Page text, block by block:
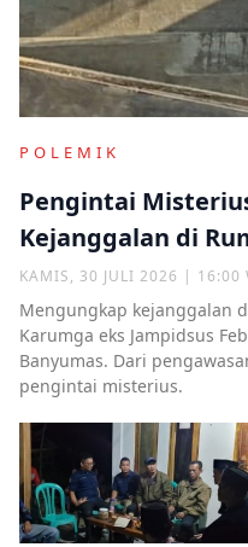
POLEMIK
Pengintai
Kejanggalan di
KAMIS, 30 JULI 2026 | 16:00
Mengungkap kejanggalan
Karumga eks Jampidsus
Banyumas. Dari
pengintai misterius.